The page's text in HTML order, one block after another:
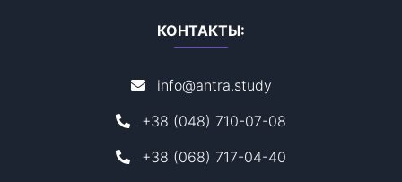
КОНТАКТЫ:
info@antra.study
+38 (048) 710-07-08
+38 (068) 717-04-40